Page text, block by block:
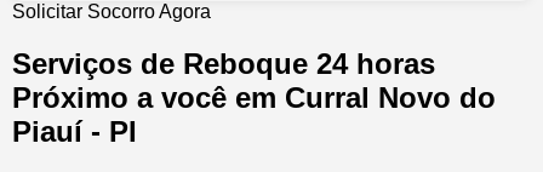
Solicitar Socorro Agora
Serviços de Reboque 24 horas
Próximo a você em Curral Novo do
Piauí - PI